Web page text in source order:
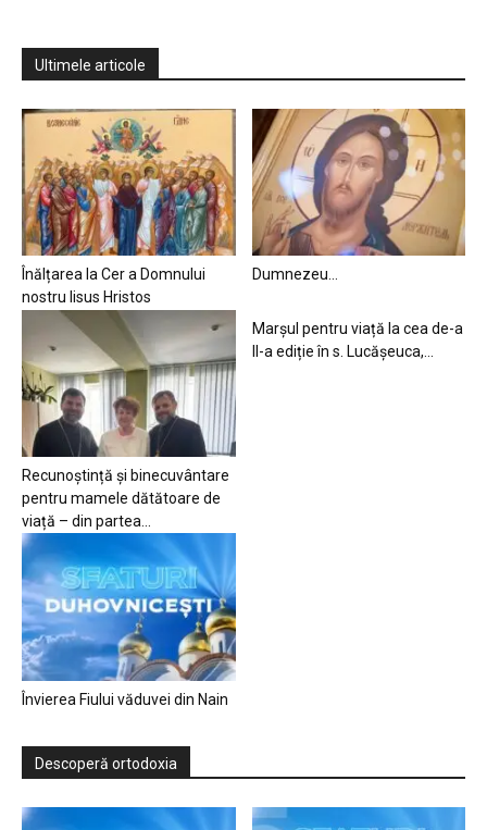
Ultimele articole
Înălțarea la Cer a Domnului
nostru Iisus Hristos
Dumnezeu…
Recunoștință și binecuvântare
pentru mamele dătătoare de
viață – din partea...
Marșul pentru viață la cea de-a
II-a ediție în s. Lucășeuca,...
Învierea Fiului văduvei din Nain
Descoperă ortodoxia